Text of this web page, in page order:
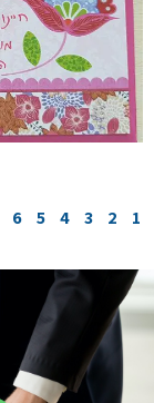
1
2
3
4
5
6